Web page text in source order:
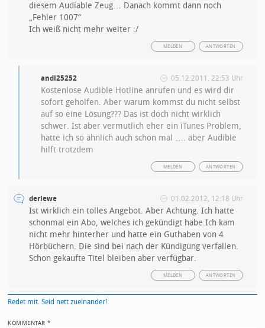
diesem Audiable Zeug… Danach kommt dann noch
„Fehler 1007“
Ich weiß nicht mehr weiter :/
ANTWORTEN
MELDEN
andi25252 05.12.2011, 22:53 Uhr
Kostenlose Audible Hotline anrufen und es wird dir
sofort geholfen. Aber warum kommst du nicht selbst
auf so eine Lösung??? Das ist doch nicht wirklich
schwer. Ist aber vermutlich eher ein iTunes Problem,
hatte ich so ähnlich auch schon mal …. aber Audible
hilft trotzdem
ANTWORTEN
MELDEN
derlewe 01.02.2012, 12:18 Uhr
Ist wirklich ein tolles Angebot. Aber Achtung. Ich hatte
schonmal ein Abo, welches ich gekündigt habe.Ich kam
nicht mehr hinterher und hatte ein Guthaben von 4
Hörbüchern. Die sind bei nach der Kündigung verfallen.
Schon gekaufte Titel bleiben aber verfügbar.
ANTWORTEN
MELDEN
Redet mit. Seid nett zueinander!
KOMMENTAR*